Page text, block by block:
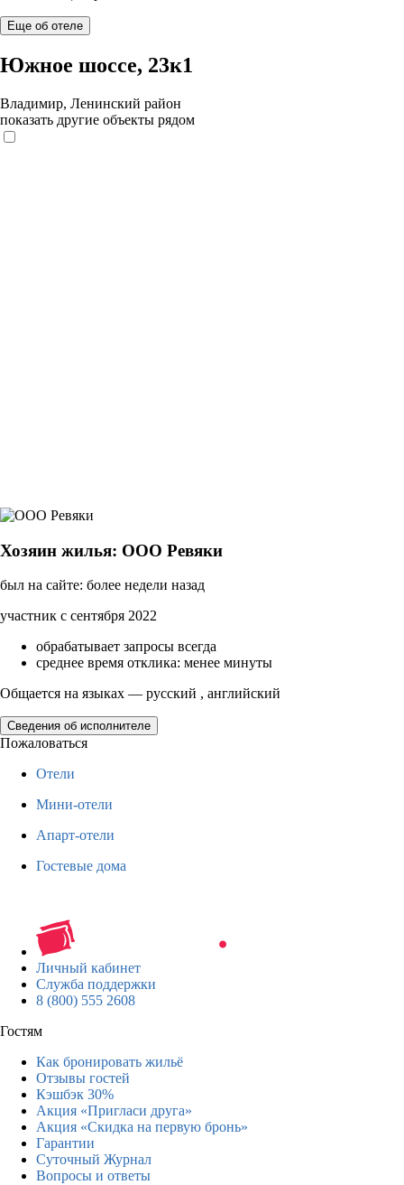
Еще об отеле
Южное шоссе, 23к1
Владимир, Ленинский район
показать другие объекты рядом
Хозяин жилья: ООО Ревяки
был на сайте: более недели назад
участник с сентября 2022
обрабатывает запросы всегда
среднее время отклика: менее минуты
Общается на языках — русский , английский
Сведения об исполнителе
Пожаловаться
Отели
Мини-отели
Апарт-отели
Гостевые дома
Личный кабинет
Служба поддержки
8 (800) 555 2608
Гостям
Как бронировать жильё
Отзывы гостей
Кэшбэк 30%
Акция «Пригласи друга»
Акция «Скидка на первую бронь»
Гарантии
Суточный Журнал
Вопросы и ответы